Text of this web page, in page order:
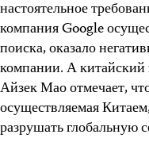
настоятельное
компания Google
поиска, оказало
компании. А китайский
Айзек Мао отмечает,
осуществляемая
разрушать глобальную